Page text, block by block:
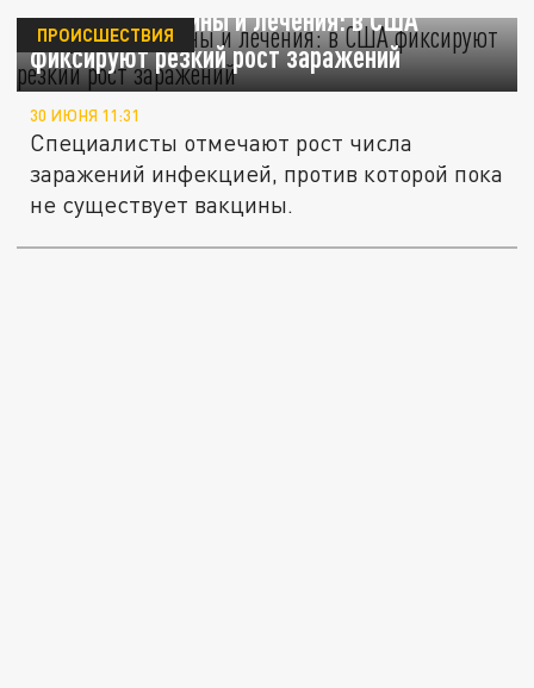
Вирус без вакцины и лечения: в США
фиксируют резкий рост заражений
ПРОИСШЕСТВИЯ
30 ИЮНЯ 11:31
Специалисты отмечают рост числа
заражений инфекцией, против которой пока
не существует вакцины.